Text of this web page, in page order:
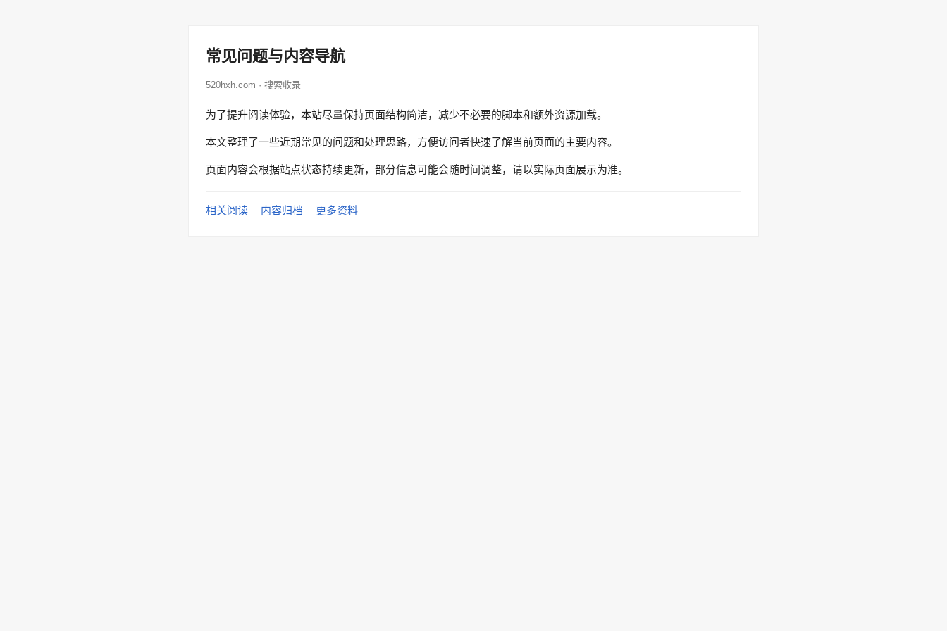
常见问题与内容导航
520hxh.com · 搜索收录
为了提升阅读体验，本站尽量保持页面结构简洁，减少不必要的脚本和额外资源加载。
本文整理了一些近期常见的问题和处理思路，方便访问者快速了解当前页面的主要内容。
页面内容会根据站点状态持续更新，部分信息可能会随时间调整，请以实际页面展示为准。
相关阅读 内容归档 更多资料